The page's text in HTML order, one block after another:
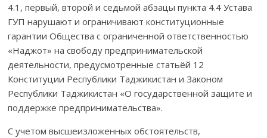
4.1, первый, второй и седьмой абзацы пункта 4.4 Устава
ГУП нарушают и ограничивают конституционные
гарантии Общества с ограниченной ответственнос­тью
«Наджот» на свободу предпринимательской
деятельности, предус­мот­рен­ные статьёй 12
Конституции Республики Таджикистан и Законом
Республики Таджикистан «О государственной защите и
поддержке предпринимательства».
С учетом высшеизложенных обстоятельств,